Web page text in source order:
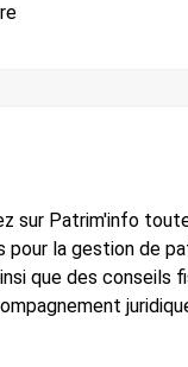
sur Patrim'info
pour la gestion de
que des conseils